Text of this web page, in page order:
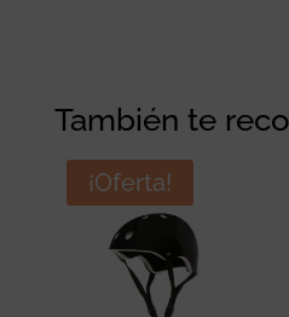
También te
¡Oferta!